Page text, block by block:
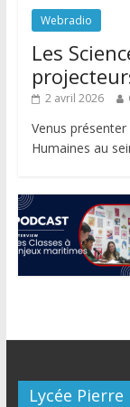
Webradio
Les
2 avril 2026
Venus
Humaines au
Lycée